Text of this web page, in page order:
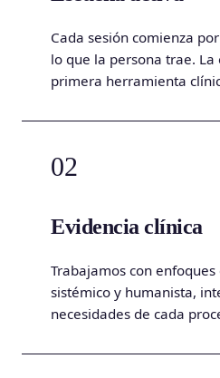
Cada sesión comienza
lo que la persona trae. La
primera herramienta
02
Evidencia clínica
Trabajamos con
sistémico y humanista,
necesidades de cada